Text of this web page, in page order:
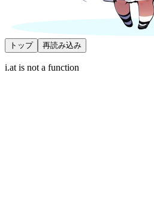
トップ 再読み込み
i.at is not a function